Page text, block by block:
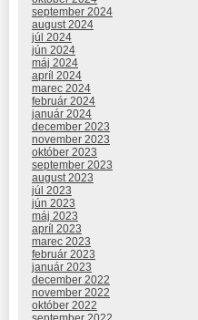
september 2024
august 2024
júl 2024
jún 2024
máj 2024
apríl 2024
marec 2024
február 2024
január 2024
december 2023
november 2023
október 2023
september 2023
august 2023
júl 2023
jún 2023
máj 2023
apríl 2023
marec 2023
február 2023
január 2023
december 2022
november 2022
október 2022